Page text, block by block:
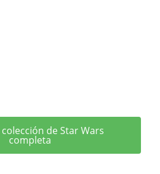
de Star Wars
completa